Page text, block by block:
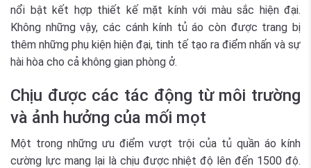
nổi bật kết hợp thiết kế mặt kính với màu sắc hiện đại.
Không những vậy, các cánh kính tủ áo còn được trang bị
thêm những phụ kiện hiện đại, tinh tế tạo ra điểm nhấn và sự
hài hòa cho cả không gian phòng ở.
Chịu được các tác động từ môi trường
và ảnh hưởng của mối mọt
Một trong những ưu điểm vượt trội của tủ quần áo kính
cường lực mang lại là chịu được nhiệt độ lên đến 1500 độ.